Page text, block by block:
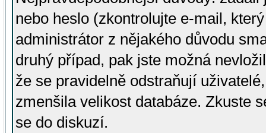
nebo heslo (zkontrolujte e-mail,
administrátor z nějakého důvodu
druhý případ, pak jste možná
že se pravidelně odstraňují
zmenšila velikost databáze. Zkuste
se do diskuzí.